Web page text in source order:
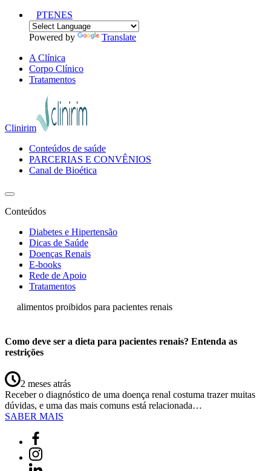
PTENES
Powered by
Translate
A Clínica
Corpo Clínico
Tratamentos
Clinirim
Conteúdos de saúde
PARCERIAS E CONVÊNIOS
Canal de Bioética
Conteúdos
Diabetes e Hipertensão
Dicas de Saúde
Doenças Renais
E-books
Rede de Apoio
Tratamentos
alimentos proibidos para pacientes renais
Como deve ser a dieta para pacientes renais? Entenda as
restrições
2 meses atrás
Receber o diagnóstico de uma doença renal costuma trazer muitas
dúvidas, e uma das mais comuns está relacionada…
SABER MAIS